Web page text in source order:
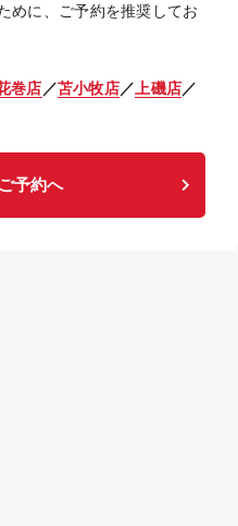
めに、ご予約を推奨してお
巻店 ／苫小牧店／ 上磯店／
予約へ